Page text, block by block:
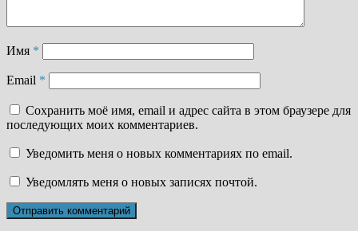
Имя *
Email *
Сохранить моё имя, email и адрес сайта в этом браузере для
последующих моих комментариев.
Уведомить меня о новых комментариях по email.
Уведомлять меня о новых записях почтой.